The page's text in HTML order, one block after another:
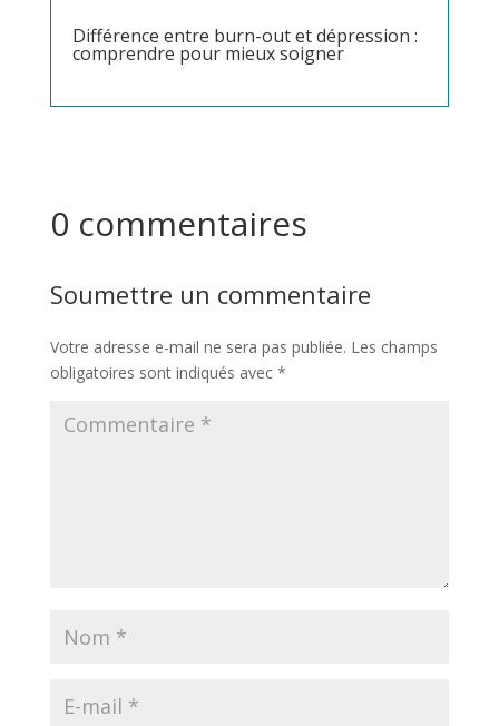
Différence entre burn-out et dépression :
comprendre pour mieux soigner
0 commentaires
Soumettre un commentaire
Votre adresse e-mail ne sera pas publiée. Les champs
obligatoires sont indiqués avec *